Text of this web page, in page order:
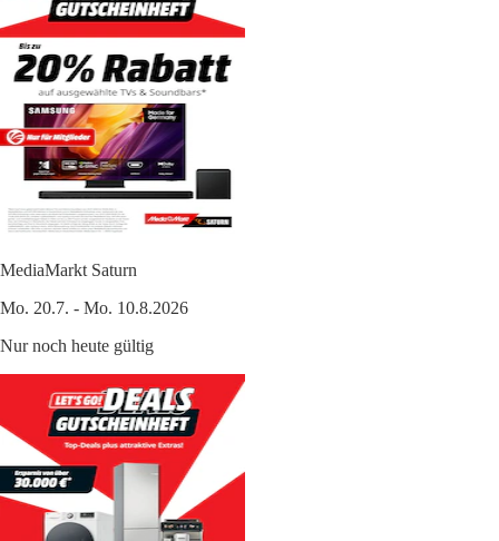
MediaMarkt Saturn
Mo. 20.7. - Mo. 10.8.2026
Nur noch heute gültig